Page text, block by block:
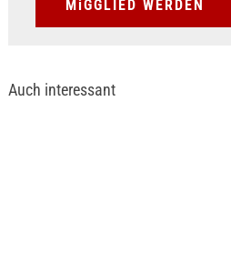
MiGGLIED WERDEN
Auch interessant